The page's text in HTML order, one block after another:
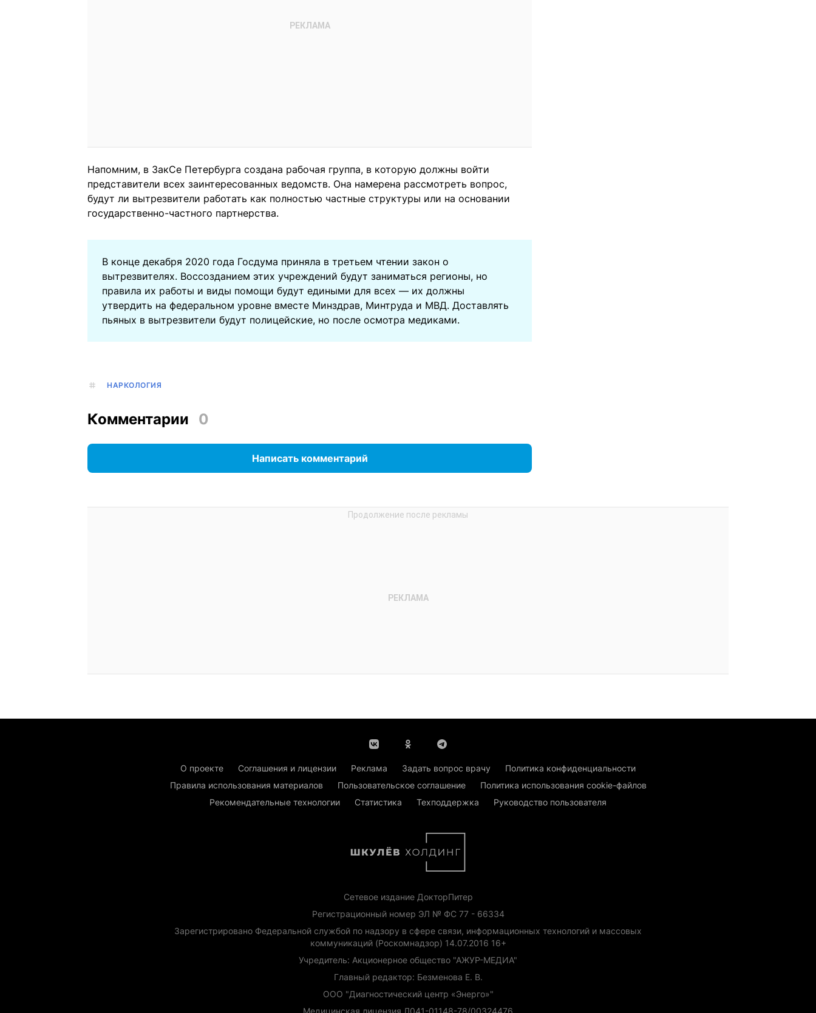
Напомним, в ЗакСе Петербурга создана рабочая группа, в которую должны войти
представители всех заинтересованных ведомств. Она намерена рассмотреть вопрос,
будут ли вытрезвители работать как полностью частные структуры или на основании
государственно-частного партнерства.
В конце декабря 2020 года Госдума приняла в третьем чтении закон о
вытрезвителях. Воссозданием этих учреждений будут заниматься регионы, но
правила их работы и виды помощи будут едиными для всех — их должны
утвердить на федеральном уровне вместе Минздрав, Минтруда и МВД. Доставлять
пьяных в вытрезвители будут полицейские, но после осмотра медиками.
НАРКОЛОГИЯ
Комментарии 0
Написать комментарий
О проекте Соглашения и лицензии Реклама Задать вопрос врачу
Политика конфиденциальности
Правила использования материалов
Пользовательское соглашение
Политика использования cookie-файлов
Рекомендательные технологии
Статистика Техподдержка Руководство пользователя
Сетевое издание ДокторПитер
Регистрационный номер ЭЛ № ФС 77 - 66334
Зарегистрировано Федеральной службой по надзору в сфере связи, информационных технологий и массовых
коммуникаций (Роскомнадзор) 14.07.2016 16+
Учредитель: Акционерное общество "АЖУР-МЕДИА"
Главный редактор: Безменова Е. В.
ООО "Диагностический центр «Энерго»"